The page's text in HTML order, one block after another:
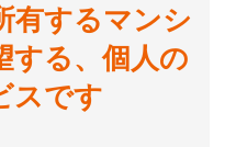
有するマンシ
する、個人の
スです